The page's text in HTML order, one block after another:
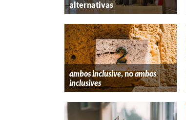
alternativas
ambos inclusive, noambos
inclusives